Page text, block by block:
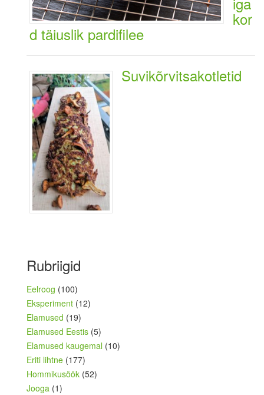
kor
d täiuslik pardifilee
Suvikõrvitsakotletid
Rubriigid
Eelroog (100)
Eksperiment (12)
Elamused (19)
Elamused Eestis (5)
Elamused kaugemal (10)
Eriti lihtne (177)
Hommikusöök (52)
Jooga (1)